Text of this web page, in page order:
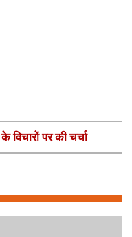
विचारों पर की चर्चा